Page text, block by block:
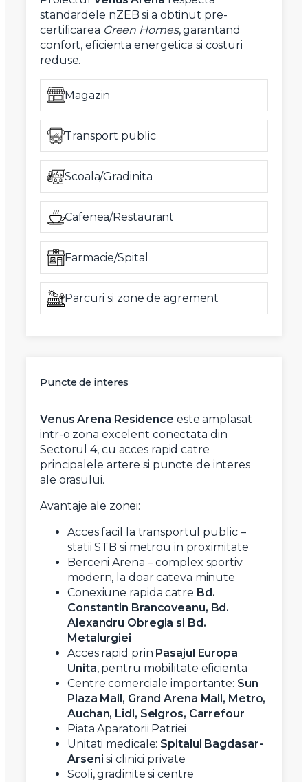
standardele nZEB si a obtinut pre-
certificarea Green Homes, garantand
confort, eficienta energetica si costuri
reduse.
Magazin
Transport public
Scoala/Gradinita
Cafenea/Restaurant
Farmacie/Spital
Parcuri si zone de agrement
Puncte de interes
Venus Arena Residence este amplasat
intr-o zona excelent conectata din
Sectorul 4, cu acces rapid catre
principalele artere si puncte de interes
ale orasului.
Avantaje ale zonei:
Acces facil la transportul public –
statii STB si metrou in proximitate
Berceni Arena – complex sportiv
modern, la doar cateva minute
Conexiune rapida catre Bd.
Constantin Brancoveanu, Bd.
Alexandru Obregia si Bd.
Metalurgiei
Acces rapid prin Pasajul Europa
Unita, pentru mobilitate eficienta
Centre comerciale importante: Sun
Plaza Mall, Grand Arena Mall, Metro,
Auchan, Lidl, Selgros, Carrefour
Piata Aparatorii Patriei
Unitati medicale: Spitalul Bagdasar-
Arseni si clinici private
Scoli, gradinite si centre